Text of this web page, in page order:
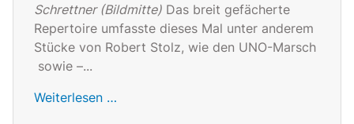
Schrettner (Bildmitte) Das breit gefächerte
Repertoire umfasste dieses Mal unter anderem
Stücke von Robert Stolz, wie den UNO-Marsch
sowie –...
Weiterlesen …